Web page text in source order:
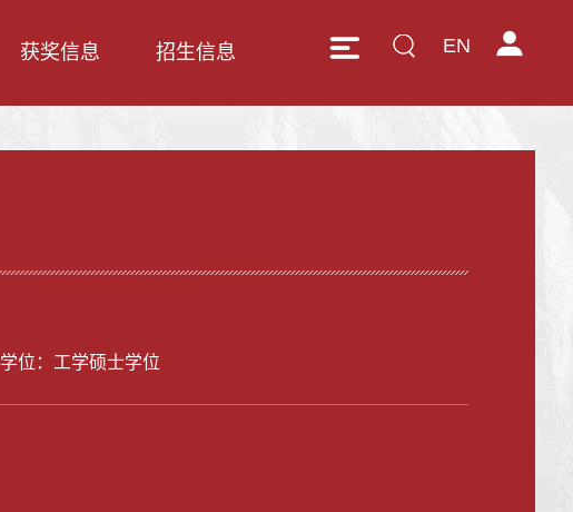
EN
获奖信息 招生信息
学位：工学硕士学位